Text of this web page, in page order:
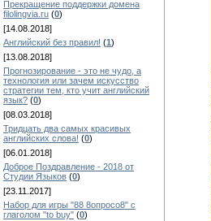
Прекращение поддержки домена
filolingvia.ru (0)
[14.08.2018]
Английский без правил! (1)
[13.08.2018]
Прогнозирование - это не чудо, а
технология или зачем искусство
стратегии тем, кто учит английский
язык? (0)
[08.03.2018]
Тридцать два самых красивых
английских слова! (0)
[06.01.2018]
Доброе Поздравление - 2018 от
Студии Языков (0)
[23.11.2017]
Набор для игры "88 8опросо8" с
глаголом "to buy" (0)